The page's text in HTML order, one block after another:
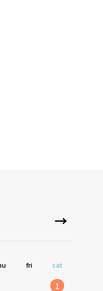
fri sat
1